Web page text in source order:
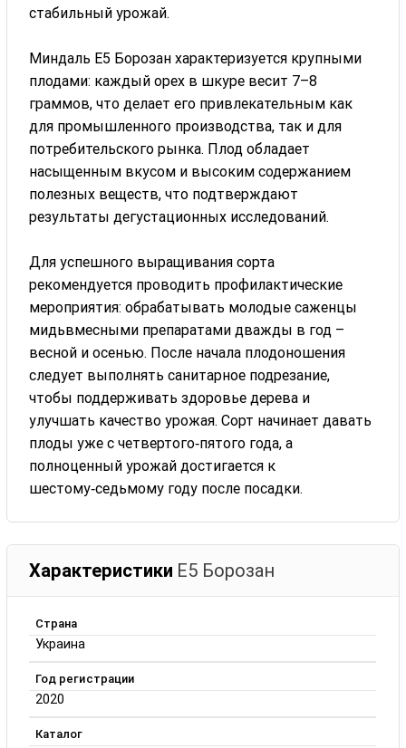
стабильный урожай.
Миндаль Е5 Борозан характеризуется крупными
плодами: каждый орех в шкуре весит 7–8
граммов, что делает его привлекательным как
для промышленного производства, так и для
потребительского рынка. Плод обладает
насыщенным вкусом и высоким содержанием
полезных веществ, что подтверждают
результаты дегустационных исследований.
Для успешного выращивания сорта
рекомендуется проводить профилактические
мероприятия: обрабатывать молодые саженцы
мидьвмесными препаратами дважды в год –
весной и осенью. После начала плодоношения
следует выполнять санитарное подрезание,
чтобы поддерживать здоровье дерева и
улучшать качество урожая. Сорт начинает давать
плоды уже с четвертого‑пятого года, а
полноценный урожай достигается к
шестому‑седьмому году после посадки.
Характеристики Е5 Борозан
Страна
Украина
Год регистрации
2020
Каталог